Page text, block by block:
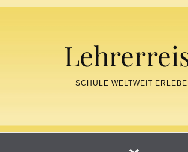
Skip to content
SCHULE WELTWEIT